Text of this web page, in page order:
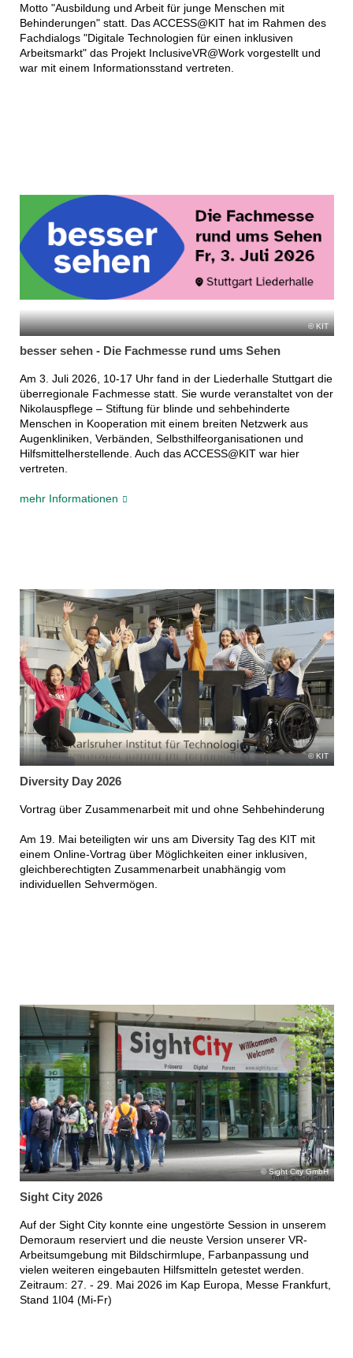
Motto "Ausbildung und Arbeit für junge Menschen mit
Behinderungen" statt. Das ACCESS@KIT hat im Rahmen des
Fachdialogs "Digitale Technologien für einen inklusiven
Arbeitsmarkt" das Projekt InclusiveVR@Work vorgestellt und
war mit einem Informationsstand vertreten.
KIT
besser sehen - Die Fachmesse rund ums Sehen
Am 3. Juli 2026, 10-17 Uhr fand in der Liederhalle Stuttgart die
überregionale Fachmesse statt. Sie wurde veranstaltet von der
Nikolauspflege – Stiftung für blinde und sehbehinderte
Menschen in Kooperation mit einem breiten Netzwerk aus
Augenkliniken, Verbänden, Selbsthilfeorganisationen und
Hilfsmittelherstellende. Auch das ACCESS@KIT war hier
vertreten.
mehr Informationen
KIT
Diversity Day 2026
Vortrag über Zusammenarbeit mit und ohne Sehbehinderung
Am 19. Mai beteiligten wir uns am Diversity Tag des KIT mit
einem Online-Vortrag über Möglichkeiten einer inklusiven,
gleichberechtigten Zusammenarbeit unabhängig vom
individuellen Sehvermögen.
Sight City GmbH
Sight City 2026
Auf der Sight City konnte eine ungestörte Session in unserem
Demoraum reserviert und die neuste Version unserer VR-
Arbeitsumgebung mit Bildschirmlupe, Farbanpassung und
vielen weiteren eingebauten Hilfsmitteln getestet werden.
Zeitraum: 27. - 29. Mai 2026 im Kap Europa, Messe Frankfurt,
Stand 1I04 (Mi-Fr)